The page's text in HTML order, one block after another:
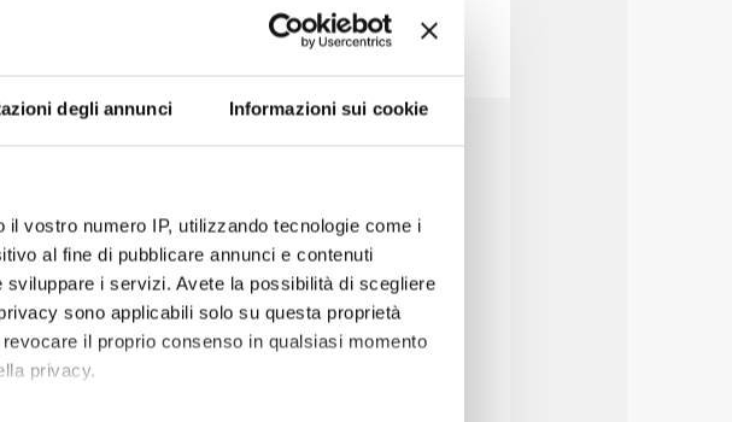
degli annunci Informazioni sui cookie
vostro numero IP, utilizzando tecnologie come i
al fine di pubblicare annunci e contenuti
i servizi. Avete la possibilità di scegliere
sono applicabili solo su questa proprietà
il proprio consenso in qualsiasi momento
privacy.
3 4 5 7 8 9 10